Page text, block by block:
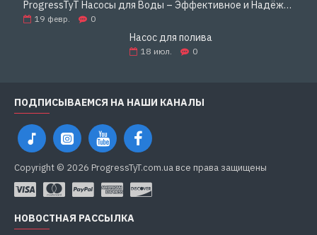
ProgressTyT Насосы для Воды – Эффективное и Надёжное Решение для Дома и Бизнеса
19 февр. 0
Насос для полива
18 июл. 0
ПОДПИСЫВАЕМСЯ НА НАШИ КАНАЛЫ
Copyright © 2026 ProgressTyT.com.ua все права защищены
НОВОСТНАЯ РАССЫЛКА